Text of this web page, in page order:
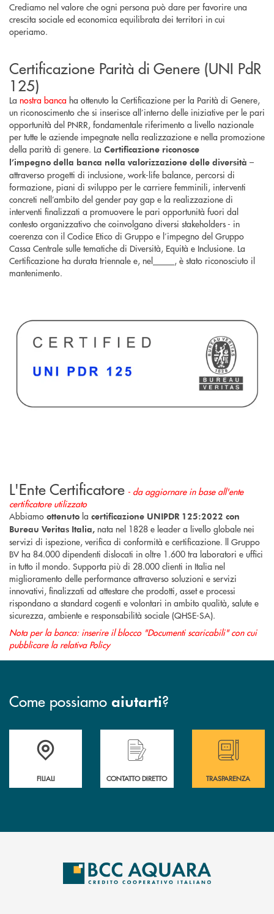
Crediamo nel valore che ogni persona può dare per favorire una
crescita sociale ed economica equilibrata dei territori in cui
operiamo.
Certificazione Parità di Genere (UNI PdR
125)
La nostra banca ha ottenuto la Certificazione per la Parità di Genere,
un riconoscimento che si inserisce all’interno delle iniziative per le pari
opportunità del PNRR, fondamentale riferimento a livello nazionale
per tutte le aziende impegnate nella realizzazione e nella promozione
della parità di genere. La Certificazione riconosce
l’impegno della banca nella valorizzazione delle diversità –
attraverso progetti di inclusione, work-life balance, percorsi di
formazione, piani di sviluppo per le carriere femminili, interventi
concreti nell’ambito del gender pay gap e la realizzazione di
interventi finalizzati a promuovere le pari opportunità fuori dal
contesto organizzativo che coinvolgano diversi stakeholders - in
coerenza con il Codice Etico di Gruppo e l’impegno del Gruppo
Cassa Centrale sulle tematiche di Diversità, Equità e Inclusione. La
Certificazione ha durata triennale e, nel_____, è stato riconosciuto il
mantenimento.
L'Ente Certificatore - da aggiornare in base all'ente
certificatore utilizzato
Abbiamo ottenuto la certificazione UNIPDR 125:2022 con
Bureau Veritas Italia, nata nel 1828 e leader a livello globale nei
servizi di ispezione, verifica di conformità e certificazione. ll Gruppo
BV ha 84.000 dipendenti dislocati in oltre 1.600 tra laboratori e uffici
in tutto il mondo. Supporta più di 28.000 clienti in Italia nel
miglioramento delle performance attraverso soluzioni e servizi
innovativi, finalizzati ad attestare che prodotti, asset e processi
rispondano a standard cogenti e volontari in ambito qualità, salute e
sicurezza, ambiente e responsabilità sociale (QHSE-SA).
Nota per la banca: inserire il blocco "Documenti scaricabili" con cui
pubblicare la relativa Policy
Come possiamo aiutarti?
Trova la filiale più vicina a te
FILIALI
Hai bisogno di assistenza immediata ?
CONTATTO DIRETTO
Hai bisogno di
TRASPARENZA